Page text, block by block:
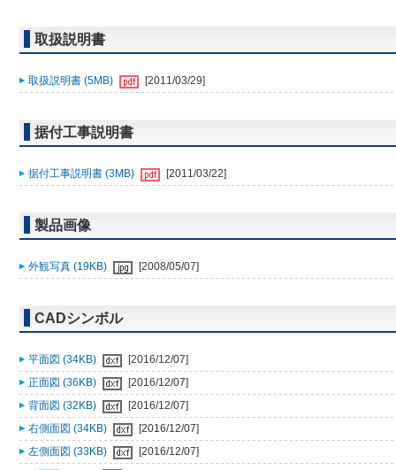
取扱説明書
取扱説明書 (5MB) [2011/03/29]
据付工事説明書
据付工事説明書 (3MB) [2011/03/22]
製品画像
外観写真 (19KB) [2008/05/07]
CADシンボル
平面図 (34KB)
[2016/12/07]
正面図 (36KB)
[2016/12/07]
背面図 (32KB)
[2016/12/07]
右側面図 (34KB)
[2016/12/07]
左側面図 (33KB)
[2016/12/07]